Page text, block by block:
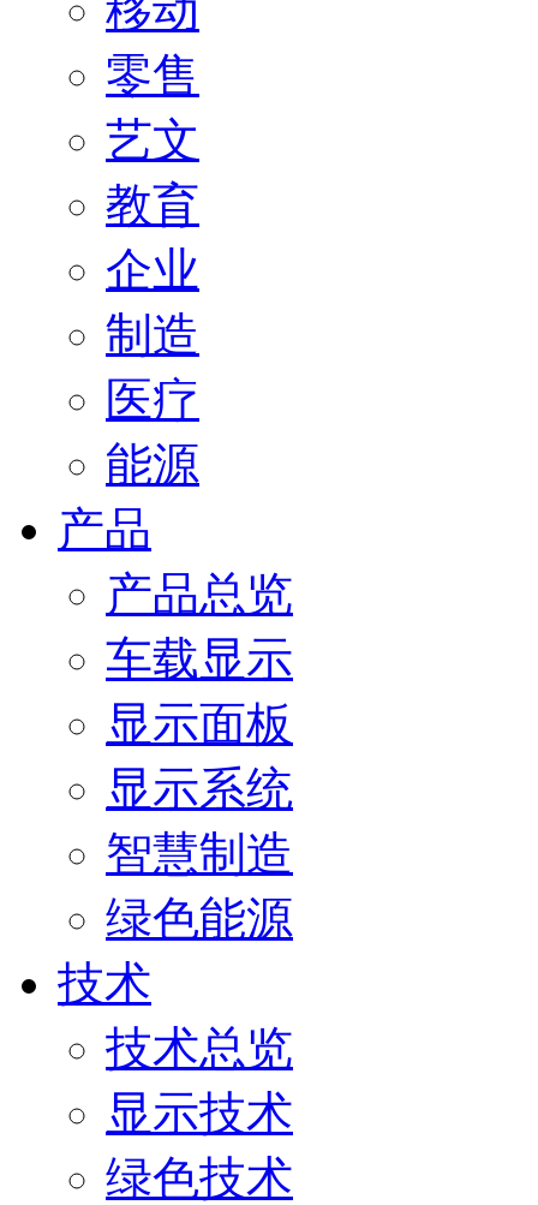
零售
艺文
教育
企业
制造
医疗
能源
产品
产品总览
车载显示
显示面板
显示系统
智慧制造
绿色能源
技术
技术总览
显示技术
绿色技术